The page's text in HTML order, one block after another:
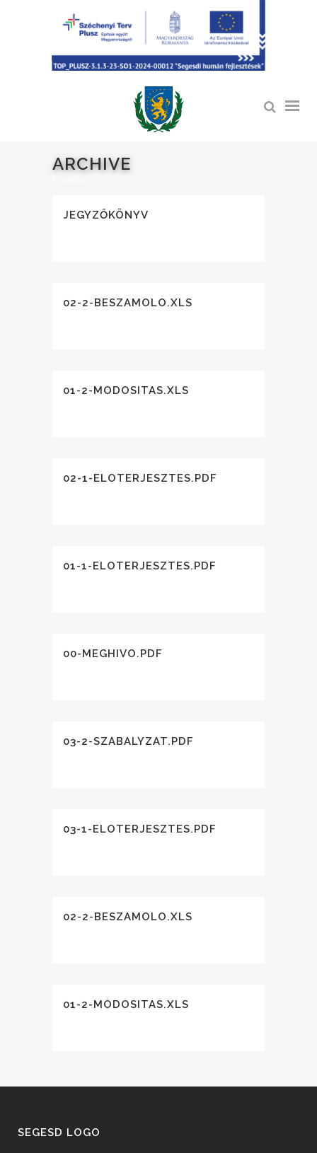
ARCHIVE
JEGYZŐKÖNYV
02-2-BESZAMOLO.XLS
01-2-MODOSITAS.XLS
02-1-ELOTERJESZTES.PDF
01-1-ELOTERJESZTES.PDF
00-MEGHIVO.PDF
03-2-SZABALYZAT.PDF
03-1-ELOTERJESZTES.PDF
02-2-BESZAMOLO.XLS
01-2-MODOSITAS.XLS
SEGESD LOGO